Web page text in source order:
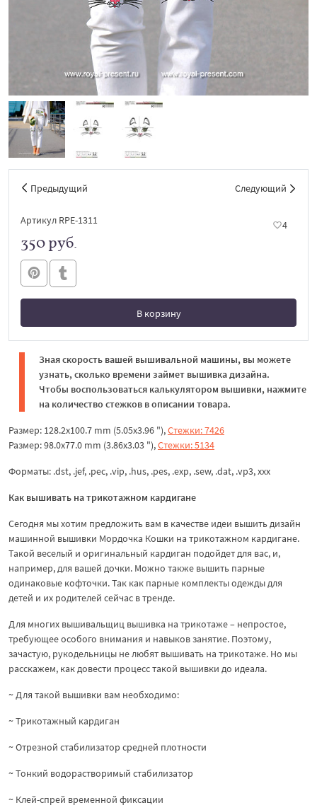
Предыдущий Следующий
Артикул RPE-1311 4
350 руб.
В корзину
В корзине
Зная скорость вашей вышивальной машины, вы можете
узнать, сколько времени займет вышивка дизайна.
Чтобы воспользоваться калькулятором вышивки, нажмите
на количество стежков в описании товара.
Размер: 128.2x100.7 mm (5.05x3.96 "),Стежки: 7426
Размер: 98.0x77.0 mm (3.86x3.03 "),Стежки: 5134
Форматы: .dst, .jef, .pec, .vip, .hus, .pes, .exp, .sew, .dat, .vp3, xxx
Как вышивать на трикотажном кардигане
Сегодня мы хотим предложить вам в качестве идеи вышить дизайн
машинной вышивки Мордочка Кошки на трикотажном кардигане.
Такой веселый и оригинальный кардиган подойдет для вас, и,
например, для вашей дочки. Можно также вышить парные
одинаковые кофточки. Так как парные комплекты одежды для
детей и их родителей сейчас в тренде.
Для многих вышивальщиц вышивка на трикотаже – непростое,
требующее особого внимания и навыков занятие. Поэтому,
зачастую, рукодельницы не любят вышивать на трикотаже. Но мы
расскажем, как довести процесс такой вышивки до идеала.
~ Для такой вышивки вам необходимо:
~ Трикотажный кардиган
~ Отрезной стабилизатор средней плотности
~ Тонкий водорастворимый стабилизатор
~ Клей-спрей временной фиксации